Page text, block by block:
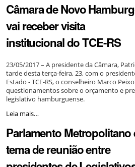
Feevale
Legislativo
realiza
palestra
sobre
liberdade
de
e
expressão
-
Câmara de Novo
vai receber visita
institucional do TCE-RS
23/05/2017 – A presidente da Câmara,
tarde desta terça-feira, 23, com o
Estado - TCE-RS, o conselheiro Marco
questionamentos sobre o orçamento e
legislativo hamburguense.
Câmara
Novo
Hamburgo
vai
receber
visita
Leia mais…
Parlamento Metropolitano
tema de reunião entre